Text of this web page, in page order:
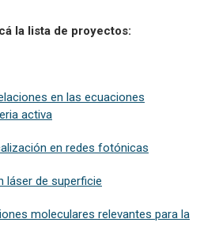
la lista de proyectos:
en las ecuaciones
activa
en redes fotónicas
láser de superficie
moleculares relevantes para la